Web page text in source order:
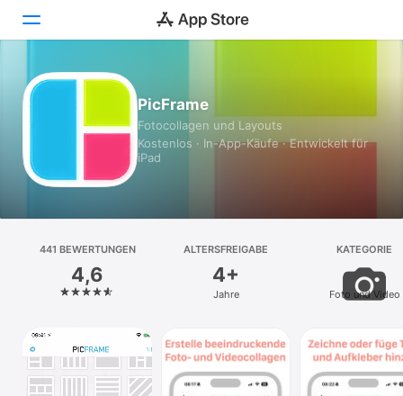
Spiele
Plattform
iPhone
Mac
Vision
PicFrame
Fotocollagen und Layouts
Kostenlos · In-App-Käufe · Entwickelt für
iPad
441 BEWERTUNGEN
4,6
ALTERSFREIGABE
4+
Jahre
KATEGORIE
Foto und Video